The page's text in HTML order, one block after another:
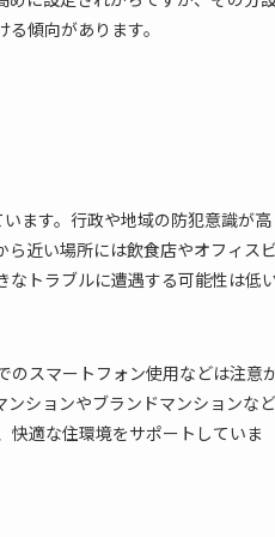
傾向があります。
ます。行政や地域の防犯意識が高
ら近い場所には飲食店やオフィスビ
なトラブルに遭遇する可能性は低
のスマートフォン使用などは注意
ションやブランドマンションなど
快適な住環境をサポートしていま